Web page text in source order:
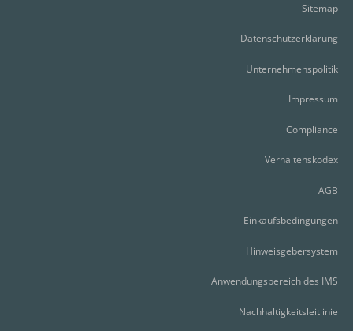
Sitemap
Datenschutzerklärung
Unternehmenspolitik
Impressum
Compliance
Verhaltenskodex
AGB
Einkaufsbedingungen
Hinweisgebersystem
Anwendungsbereich des IMS
Nachhaltigkeitsleitlinie